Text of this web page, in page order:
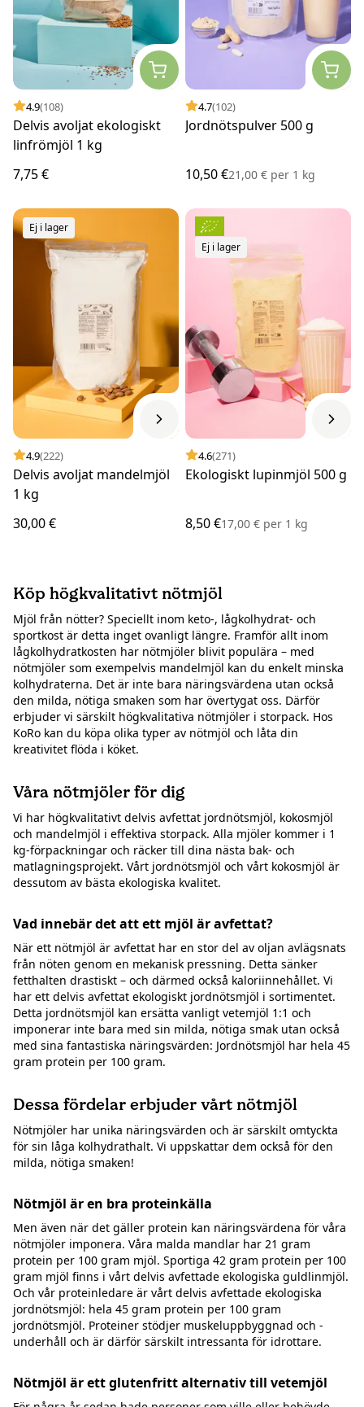
4.9(108)
Delvis avoljat ekologiskt
linfrömjöl 1 kg
7,75 €
4.7(102)
Jordnötspulver 500 g
10,50 €21,00 € per 1 kg
Ej i lager
4.9(222)
Delvis avoljat mandelmjöl
1 kg
30,00 €
Ej i lager
4.6(271)
Ekologiskt lupinmjöl 500 g
8,50 €17,00 € per 1 kg
Köp högkvalitativt nötmjöl
Mjöl från nötter? Speciellt inom keto-, lågkolhydrat- och
sportkost är detta inget ovanligt längre. Framför allt inom
lågkolhydratkosten har nötmjöler blivit populära – med
nötmjöler som exempelvis mandelmjöl kan du enkelt minska
kolhydraterna. Det är inte bara näringsvärdena utan också
den milda, nötiga smaken som har övertygat oss. Därför
erbjuder vi särskilt högkvalitativa nötmjöler i storpack. Hos
KoRo kan du köpa olika typer av nötmjöl och låta din
kreativitet flöda i köket.
Våra nötmjöler för dig
Vi har högkvalitativt delvis avfettat jordnötsmjöl, kokosmjöl
och mandelmjöl i effektiva storpack. Alla mjöler kommer i 1
kg-förpackningar och räcker till dina nästa bak- och
matlagningsprojekt. Vårt jordnötsmjöl och vårt kokosmjöl är
dessutom av bästa ekologiska kvalitet.
Vad innebär det att ett mjöl är avfettat?
När ett nötmjöl är avfettat har en stor del av oljan avlägsnats
från nöten genom en mekanisk pressning. Detta sänker
fetthalten drastiskt – och därmed också kaloriinnehållet. Vi
har ett delvis avfettat ekologiskt jordnötsmjöl i sortimentet.
Detta jordnötsmjöl kan ersätta vanligt vetemjöl 1:1 och
imponerar inte bara med sin milda, nötiga smak utan också
med sina fantastiska näringsvärden: Jordnötsmjöl har hela 45
gram protein per 100 gram.
Dessa fördelar erbjuder vårt nötmjöl
Nötmjöler har unika näringsvärden och är särskilt omtyckta
för sin låga kolhydrathalt. Vi uppskattar dem också för den
milda, nötiga smaken!
Nötmjöl är en bra proteinkälla
Men även när det gäller protein kan näringsvärdena för våra
nötmjöler imponera. Våra malda mandlar har 21 gram
protein per 100 gram mjöl. Sportiga 42 gram protein per 100
gram mjöl finns i vårt delvis avfettade ekologiska guldlinmjöl.
Och vår proteinledare är vårt delvis avfettade ekologiska
jordnötsmjöl: hela 45 gram protein per 100 gram
jordnötsmjöl. Proteiner stödjer muskeluppbyggnad och -
underhåll och är därför särskilt intressanta för idrottare.
Nötmjöl är ett glutenfritt alternativ till vetemjöl